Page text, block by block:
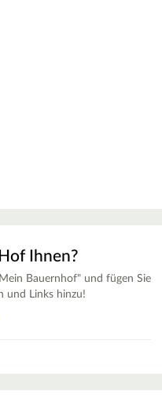
Ihnen?
Bauernhof" und fügen Sie
und Links hinzu!